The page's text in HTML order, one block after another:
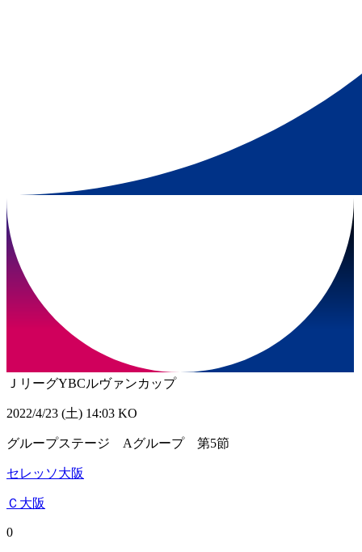
ＪリーグYBCルヴァンカップ
2022/4/23 (土) 14:03 KO
グループステージ Aグループ 第5節
セレッソ大阪
Ｃ大阪
0